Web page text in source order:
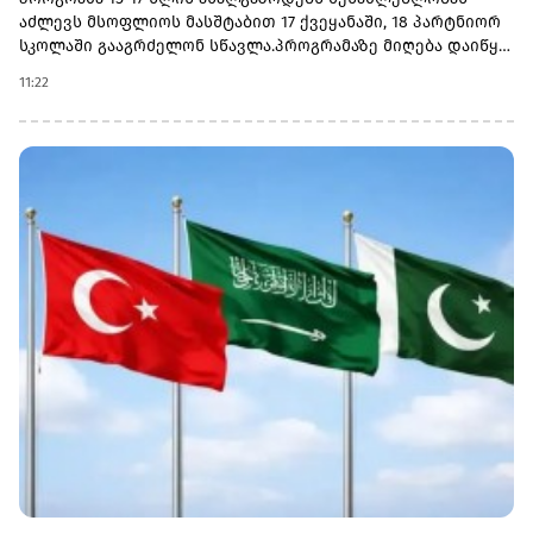
აძლევს მსოფლიოს მასშტაბით 17 ქვეყანაში, 18 პარტნიორ
სკოლაში გააგრძელონ სწავლა.პროგრამაზე მიღება დაიწყო
მსოფლიო სკოლები (UWC) წარმოადგენს საერთაშორისო
საგანმანათლებლო მოძრაობას ახალგაზრდებისთვის,
სხვადასხვა ერისა და კულტურის დასაახლოებლად და ამ
გზით შეუწყოს ხელი მშვიდობიანი და მდგრადი მომავლის
შექმნას. UWC მსოფლიოს სხვადასხვა კონტინენტის 18
საერთაშორისო სკოლასა და კოლეჯს აერთიანებს.
პროგრამის ფარგლებში სწავლება მიმდინარეობს 17
სხვადასხვა ქვეყანაში, მათ შორის − კანადაში, აშშ-ში,
ჩინეთში, იაპონიაში, ტაილანდში, გერმანიასა და
იტალიაში.საქართველოს ბანკმა UWC Georgia-სთან
თანამშრომლობა 2025 წელს დაიწყო და უკვე გამოავლინა 2
სტიპენდიატი. საქართველოს ბანკის მხარდაჭერით,
ქართველ მოსწავლეებს აქვთ უნიკალური შესაძლებლობა,
განხორციელებული საგანმანათლებლო პროგრამების
11:22